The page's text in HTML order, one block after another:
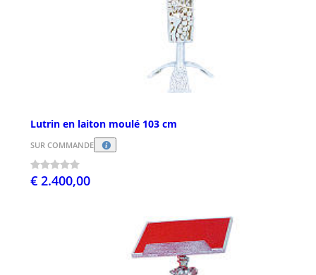
Lutrin en laiton moulé 103 cm
SUR COMMANDE
€ 2.400,00